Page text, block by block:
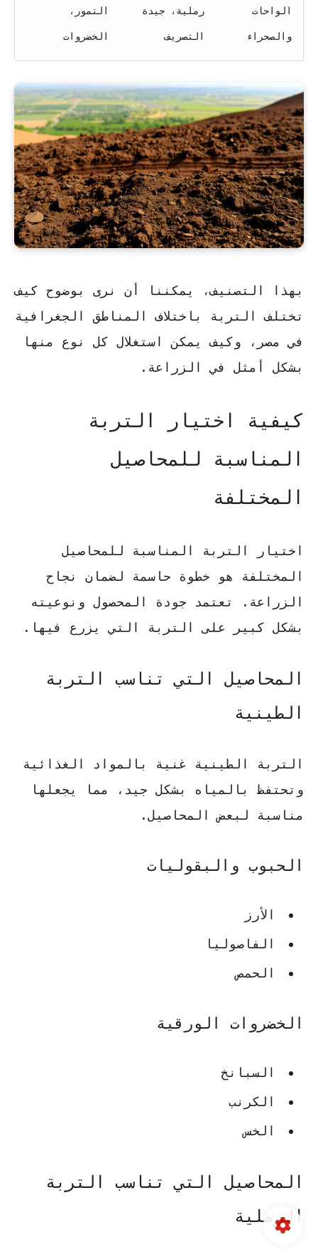
الواحات
والصحراء
رملية، جيدة
التصريف
التمور،
الخضروات
بهذا التصنيف، يمكننا أن نرى بوضوح كيف
تختلف التربة باختلاف المناطق الجغرافية
في مصر، وكيف يمكن استغلال كل نوع منها
بشكل أمثل في الزراعة.
كيفية اختيار التربة
المناسبة للمحاصيل
المختلفة
اختيار التربة المناسبة للمحاصيل
المختلفة هو خطوة حاسمة لضمان نجاح
الزراعة. تعتمد جودة المحصول ونوعيته
بشكل كبير على التربة التي يزرع فيها.
المحاصيل التي تناسب التربة
الطينية
التربة الطينية غنية بالمواد الغذائية
وتحتفظ بالمياه بشكل جيد، مما يجعلها
مناسبة لبعض المحاصيل.
الحبوب والبقوليات
الأرز
الفاصوليا
الحمص
الخضروات الورقية
السبانخ
الكرنب
الخس
المحاصيل التي تناسب التربة
الرملية